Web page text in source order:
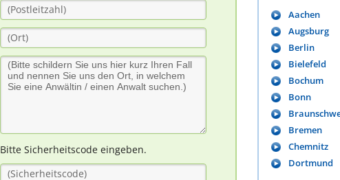
Bitte Sicherheitscode eingeben.
Aachen
Augsburg
Berlin
Bielefeld
Bochum
Bonn
Bremen
Chemnitz
Dortmund